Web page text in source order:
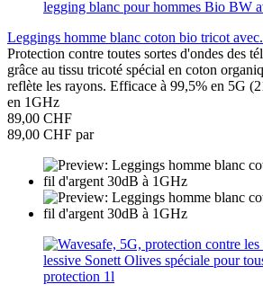
Leggings homme blanc coton bio tricot
Protection contre toutes sortes d'ondes des
grâce au tissu tricoté spécial en coton
reflète les rayons. Efficace à 99,5% en 5G
en 1GHz
89,00 CHF
89,00 CHF par